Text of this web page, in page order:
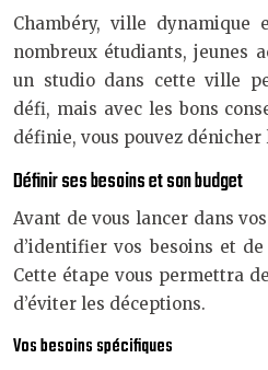
Chambéry, ville dynamique
nombreux étudiants, jeunes
un studio dans cette ville
défi, mais avec les bons
définie, vous pouvez
Définir ses besoins et son budget
Avant de vous lancer dans
d’identifier vos besoins et
Cette étape vous permettra
d’éviter les déceptions.
Vos besoins spécifiques